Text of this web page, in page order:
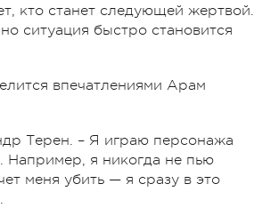
кто станет следующей жертвой.
ситуация быстро становится
впечатлениями Арам
Терен. – Я играю персонажа
Например, я никогда не пью
меня убить — я сразу в это